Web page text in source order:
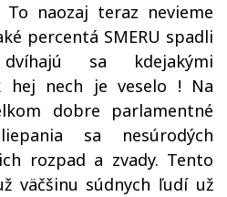
naozaj teraz nevieme
percentá SMERU spadli
sa kdejakými
hej nech je veselo ! Na
dobre parlamentné
sa nesúrodých
rozpad a zvady. Tento
väčšinu súdnych ľudí už